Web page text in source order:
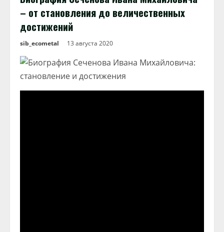
– от становления до величественных
достижений
sib_ecometal 13 августа 2020